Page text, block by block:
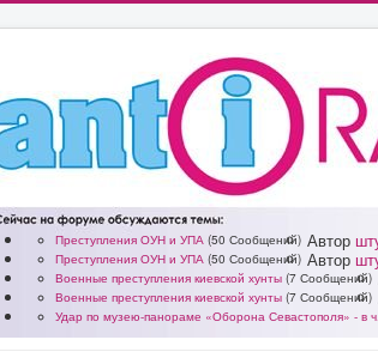
Преступления ОУН и УПА (50 Сообщений) Автор
Преступления ОУН и УПА (50 Сообщений) Автор
Военные преступления киевской хунты (7 Сообщений)
Военные преступления киевской хунты (7 Сообщений)
Удар по музею-панораме «Оборона Севастополя» - в